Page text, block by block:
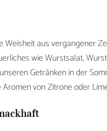
aus vergangener
wie Wurstsalat,
Getränken in der
von Zitrone oder